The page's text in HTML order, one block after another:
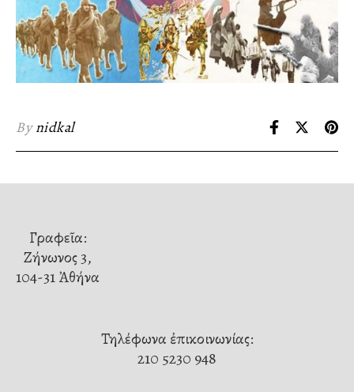
Bynidkal
Γραφεῖα:
Ζήνωνος 3,
104-31 Ἀθήνα
Τηλέφωνα ἐπικοινωνίας:
210 5230 948